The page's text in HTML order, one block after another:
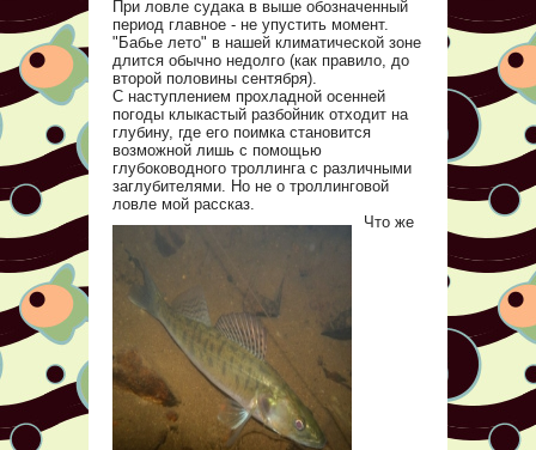
При ловле судака в выше обозначенный
период главное - не упустить момент.
"Бабье лето" в нашей климатической зоне
длится обычно недолго (как правило, до
второй половины сентября).
С наступлением прохладной осенней
погоды клыкастый разбойник отходит на
глубину, где его поимка становится
возможной лишь с помощью
глубоководного троллинга с различными
заглубителями. Но не о троллинговой
ловле мой рассказ.
Что же